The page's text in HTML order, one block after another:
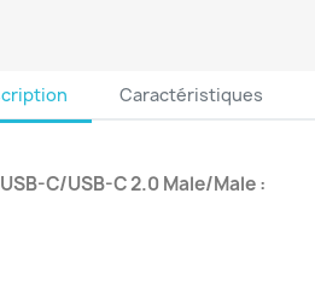
Caractéristiques
C/USB-C 2.0 Male/Male :